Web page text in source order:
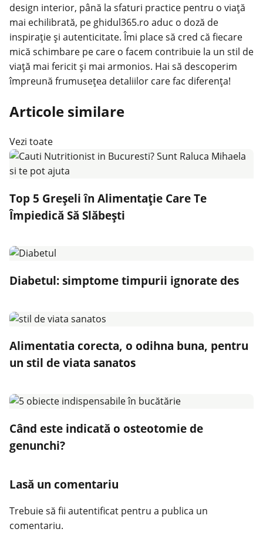
design interior, până la sfaturi practice pentru o viață
mai echilibrată, pe ghidul365.ro aduc o doză de
inspirație și autenticitate. Îmi place să cred că fiecare
mică schimbare pe care o facem contribuie la un stil de
viață mai fericit și mai armonios. Hai să descoperim
împreună frumusețea detaliilor care fac diferența!
Articole similare
Vezi toate
Top 5 Greșeli în Alimentație Care Te
Împiedică Să Slăbești
Diabetul: simptome timpurii ignorate des
Alimentatia corecta, o odihna buna, pentru
un stil de viata sanatos
Când este indicată o osteotomie de
genunchi?
Lasă un comentariu
Trebuie să fii autentificat pentru a publica un
comentariu.